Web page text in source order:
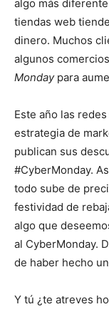
algo más
tiendas web
dinero. Muchos
algunos
Monday para
Este año las
estrategia de
publican sus
#CyberMonday.
todo sube de
festividad de
algo que
al CyberMonday.
de haber hecho
Y tú ¿te atreves